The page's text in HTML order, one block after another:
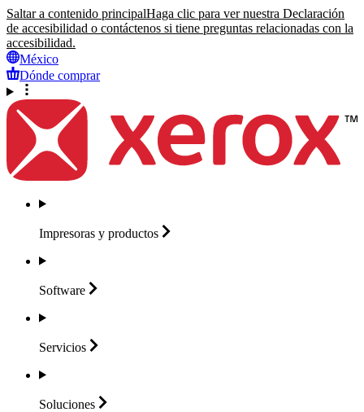
Saltar a contenido principalHaga clic para ver nuestra Declaración
de accesibilidad o contáctenos si tiene preguntas relacionadas con la
accesibilidad.
México
Dónde comprar
Impresoras y productos
Software
Servicios
Soluciones